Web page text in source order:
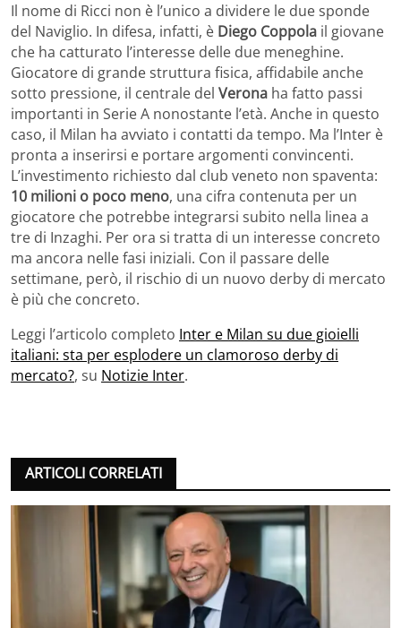
Il nome di Ricci non è l’unico a dividere le due sponde
del Naviglio. In difesa, infatti, è Diego Coppola il giovane
che ha catturato l’interesse delle due meneghine.
Giocatore di grande struttura fisica, affidabile anche
sotto pressione, il centrale del Verona ha fatto passi
importanti in Serie A nonostante l’età. Anche in questo
caso, il Milan ha avviato i contatti da tempo. Ma l’Inter è
pronta a inserirsi e portare argomenti convincenti.
L’investimento richiesto dal club veneto non spaventa:
10 milioni o poco meno, una cifra contenuta per un
giocatore che potrebbe integrarsi subito nella linea a
tre di Inzaghi. Per ora si tratta di un interesse concreto
ma ancora nelle fasi iniziali. Con il passare delle
settimane, però, il rischio di un nuovo derby di mercato
è più che concreto.
Leggi l’articolo completo Inter e Milan su due gioielli
italiani: sta per esplodere un clamoroso derby di
mercato?, su Notizie Inter.
ARTICOLI CORRELATI